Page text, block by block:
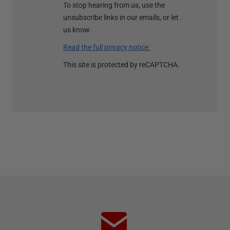
To stop hearing from us, use the
unsubscribe links in our emails, or let
us know.
Read the full privacy notice.
This site is protected by reCAPTCHA.